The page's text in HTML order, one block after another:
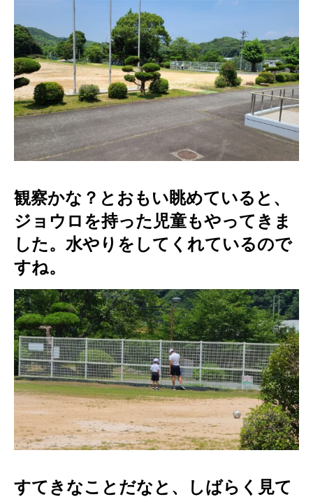
観察かな？とおもい眺めていると、
ジョウロを持った児童もやってきま
した。水やりをしてくれているので
すね。
すてきなことだなと、しばらく見て